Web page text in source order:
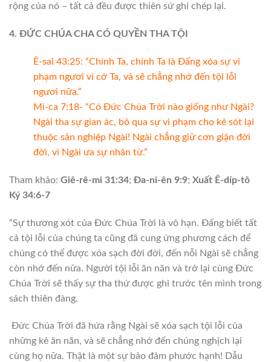
rộng của nó – tất cả đều được thiên sứ ghi chép lại.
4. ĐỨC CHÚA CHA CÓ QUYỀN THA TỘI
Ê-sai 43:25: “Chính Ta, chính Ta là Đấng xóa sự vi
phạm ngươi vì cớ Ta, và sẽ chẳng nhớ đến tội lỗi
ngươi nữa.”
Mi-ca 7:18- “Có Đức Chúa Trời nào giống như Ngài?
Ngài tha sự gian ác, bỏ qua sự vi phạm cho kẻ sót lại
thuộc sản nghiệp Ngài! Ngài chẳng giữ cơn giận đời
đời, vì Ngài ưa sự nhân từ.”
Tham khảo: Giê-rê-mi 31:34; Đa-ni-ên 9:9; Xuất Ê-díp-tô
Ký 34:6-7
“Sự thương xót của Đức Chúa Trời là vô hạn. Đấng biết tất
cả tội lỗi của chúng ta cũng đã cung ứng phương cách để
chúng có thể được xóa sạch đời đời, đến nỗi Ngài sẽ chẳng
còn nhớ đến nữa. Người tội lỗi ăn năn và trở lại cùng Đức
Chúa Trời sẽ thấy sự tha thứ được ghi trước tên mình trong
sách thiên đàng.
Đức Chúa Trời đã hứa rằng Ngài sẽ xóa sạch tội lỗi của
những kẻ ăn năn, và sẽ chẳng nhớ đến chúng nghịch lại
cùng họ nữa. Thật là một sự bảo đảm phước hạnh! Dẫu